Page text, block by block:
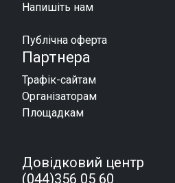
Напишіть нам
Публічна оферта
Партнера
Трафік-сайтам
Організаторам
Площадкам
Довідковий центр
(044)356 05 60